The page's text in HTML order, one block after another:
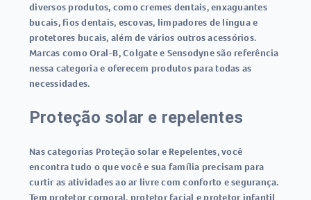
diversos produtos, como cremes dentais, enxaguantes
bucais, fios dentais, escovas, limpadores de língua e
protetores bucais, além de vários outros acessórios.
Marcas como Oral-B, Colgate e Sensodyne são referência
nessa categoria e oferecem produtos para todas as
necessidades.
Proteção solar e repelentes
Nas categorias Proteção solar e Repelentes, você
encontra tudo o que você e sua família precisam para
curtir as atividades ao ar livre com conforto e segurança.
Tem protetor corporal, protetor facial e protetor infantil